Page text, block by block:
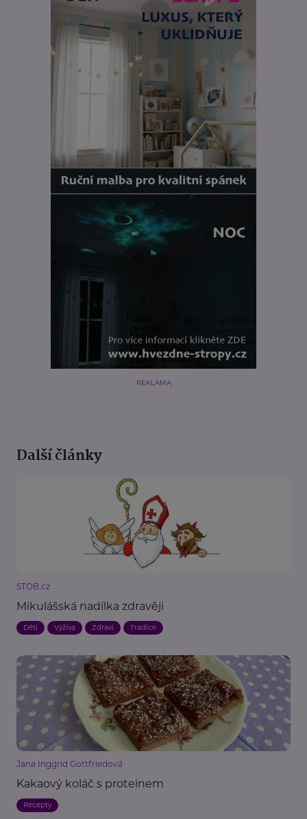
REKLAMA
Další články
STOB.cz
Mikulášská nadílka zdravěji
Děti Výživa Zdraví Tradice
Jana Inggrid Gottfriedová
Kakaový koláč s proteinem
Recepty